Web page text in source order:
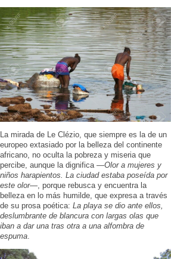
La mirada de Le Clézio, que siempre es la de un
europeo extasiado por la belleza del continente
africano, no oculta la pobreza y miseria que
percibe, aunque la dignifica —Olor a mujeres y
niños harapientos. La ciudad estaba poseída por
este olor—, porque rebusca y encuentra la
belleza en lo más humilde, que expresa a través
de su prosa poética: La playa se dio ante ellos,
deslumbrante de blancura con largas olas que
iban a dar una tras otra a una alfombra de
espuma